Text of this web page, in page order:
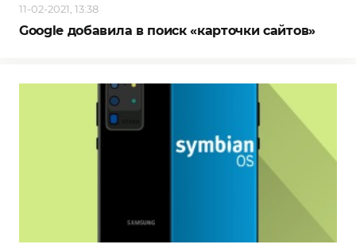
11-02-2021, 13:38
Google добавила в поиск «карточки сайтов»